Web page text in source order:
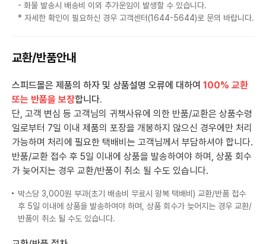
- 화물 발송시 배송비 이외 추가운임이 발생할 수 있습니다.
* 자세한 확인이 필요하신 경우 고객센터(1644-5644)로 문의 바랍니다.
교환/반품안내
스피드몰은 제품의 하자 및 상품설명 오류에 대하여 100% 교환
또는 반품을 보장합니다.
단, 고객 변심 등 고객님의 귀책사유에 의한 반품/교환은 상품수령
일로부터 7일 이내 제품의 포장을 개봉하지 않으신 경우에만 처리
가능하며 처리에 필요한 택배비는 고객님께서 부담하셔야 합니다.
반품/교환 접수 후 5일 이내에 상품을 발송하여야 하며, 상품 회수
가 늦어지는 경우 교환/반품이 취소 될 수도 있습니다.
박스당 3,000원 부과(초기 배송비 무료시 왕복 택배비) 교환/반품 접수
후 5일 이내에 상품을 발송하여야 하며, 상품 회수가 늦어지는 경우 교환/
반품이 취소 될 수도 있습니다.